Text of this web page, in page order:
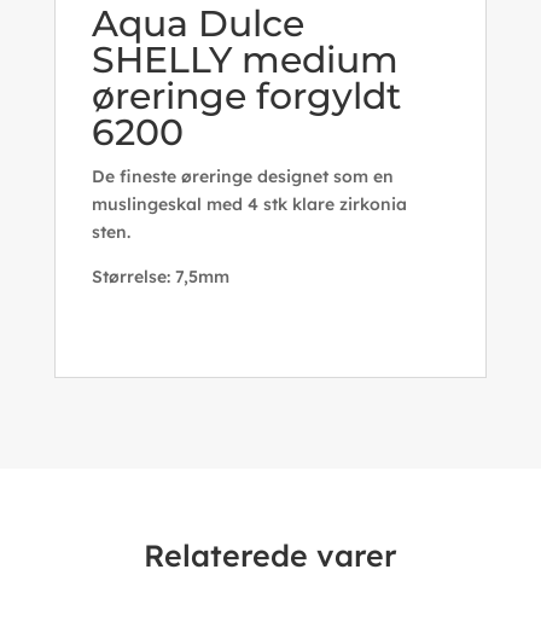
Aqua Dulce
SHELLY medium
øreringe forgyldt
6200
De fineste øreringe designet som en
muslingeskal med 4 stk klare zirkonia
sten.
Størrelse: 7,5mm
Relaterede varer